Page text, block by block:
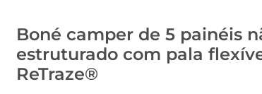
Boné camper de 5 painéis
estruturado com pala
ReTraze®